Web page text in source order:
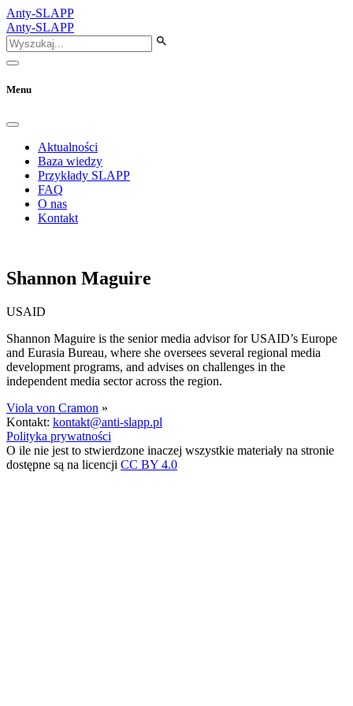
Anty-SLAPP
Anty-SLAPP
Menu
Aktualności
Baza wiedzy
Przykłady SLAPP
FAQ
O nas
Kontakt
Shannon Maguire
USAID
Shannon Maguire is the senior media advisor for USAID’s Europe
and Eurasia Bureau, where she oversees several regional media
development programs, and advises on challenges in the
independent media sector across the region.
Viola von Cramon »
Kontakt: kontakt@anti-slapp.pl
Polityka prywatności
O ile nie jest to stwierdzone inaczej wszystkie materiały na stronie
dostępne są na licencji CC BY 4.0